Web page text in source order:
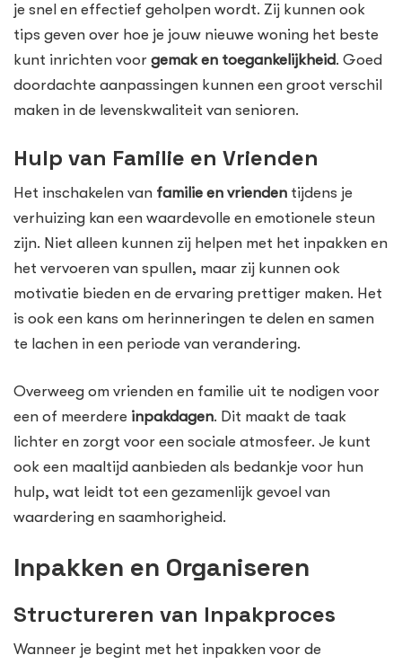
je snel en effectief geholpen wordt. Zij kunnen ook
tips geven over hoe je jouw nieuwe woning het beste
kunt inrichten voor gemak en toegankelijkheid. Goed
doordachte aanpassingen kunnen een groot verschil
maken in de levenskwaliteit van senioren.
Hulp van Familie en Vrienden
Het inschakelen van familie en vrienden tijdens je
verhuizing kan een waardevolle en emotionele steun
zijn. Niet alleen kunnen zij helpen met het inpakken en
het vervoeren van spullen, maar zij kunnen ook
motivatie bieden en de ervaring prettiger maken. Het
is ook een kans om herinneringen te delen en samen
te lachen in een periode van verandering.
Overweeg om vrienden en familie uit te nodigen voor
een of meerdere inpakdagen. Dit maakt de taak
lichter en zorgt voor een sociale atmosfeer. Je kunt
ook een maaltijd aanbieden als bedankje voor hun
hulp, wat leidt tot een gezamenlijk gevoel van
waardering en saamhorigheid.
Inpakken en Organiseren
Structureren van Inpakproces
Wanneer je begint met het inpakken voor de